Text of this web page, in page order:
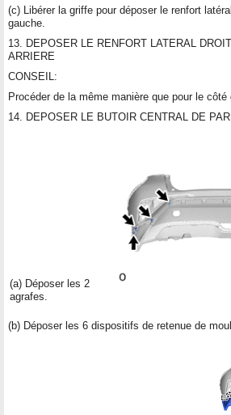
(c) Libérer la griffe pour déposer le renfort
gauche.
13. DEPOSER LE RENFORT LATERAL
ARRIERE
CONSEIL:
Procéder de la même manière que pour le côté
14. DEPOSER LE BUTOIR CENTRAL DE
(a) Déposer les 2
agrafes.
(b) Déposer les 6 dispositifs de retenue de